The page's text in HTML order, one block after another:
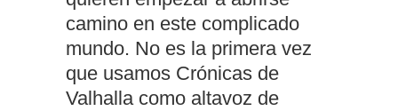
camino en este complicado
mundo. No es la primera vez
que usamos Crónicas de
Valhalla como altavoz de